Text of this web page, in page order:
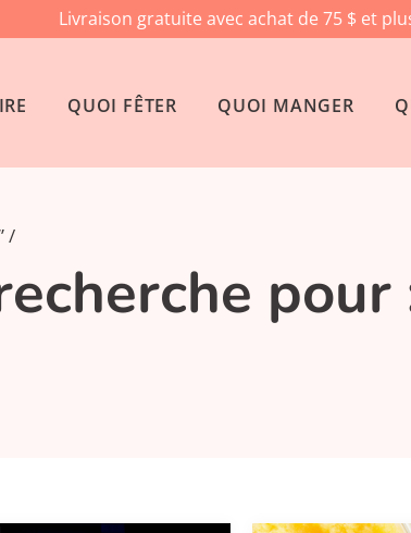
Livraison gratuite avec achat de 75 $ et
QUOI FÊTER QUOI MANGER
pour